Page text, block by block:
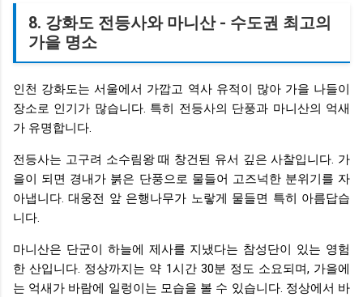
8. 강화도 전등사와 마니산 - 수도권 최고의
가을 명소
인천 강화도는 서울에서 가깝고 역사 유적이 많아 가을 나들이
장소로 인기가 많습니다. 특히 전등사의 단풍과 마니산의 억새
가 유명합니다.
전등사는 고구려 소수림왕 때 창건된 유서 깊은 사찰입니다. 가
을이 되면 경내가 붉은 단풍으로 물들어 고즈넉한 분위기를 자
아냅니다. 대웅전 앞 은행나무가 노랗게 물들면 특히 아름답습
니다.
마니산은 단군이 하늘에 제사를 지냈다는 참성단이 있는 영험
한 산입니다. 정상까지는 약 1시간 30분 정도 소요되며, 가을에
는 억새가 바람에 일렁이는 모습을 볼 수 있습니다. 정상에서 바